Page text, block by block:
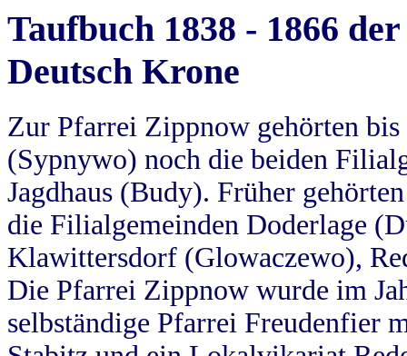
Taufbuch 1838 - 1866
Deutsch Krone
Zur Pfarrei Zippnow gehörten
(Sypnywo) noch die beiden
Jagdhaus (Budy). Früher
die Filialgemeinden Doderlage
Klawittersdorf (Glowaczewo),
Die Pfarrei Zippnow wurde im
selbständige Pfarrei Freudenfier